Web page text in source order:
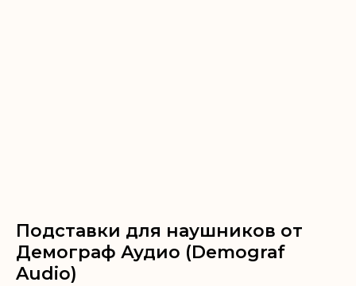
Подставки для наушников от
Демограф Аудио (Demograf
Audio)